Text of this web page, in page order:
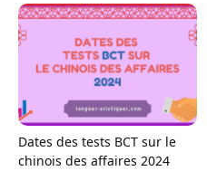
Dates des tests BCT sur le
chinois des affaires 2024